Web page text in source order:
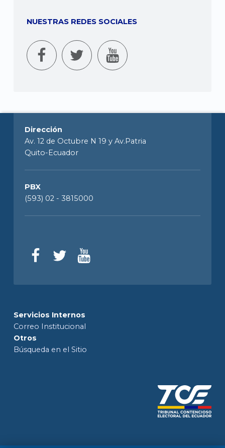
NUESTRAS REDES SOCIALES
Dirección
Av. 12 de Octubre N 19 y Av.Patria
Quito-Ecuador
PBX
(593) 02 - 3815000
Servicios Internos
Correo Institucional
Otros
Búsqueda en el Sitio